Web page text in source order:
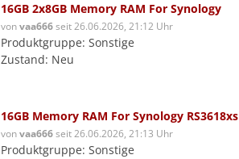
16GB 2x8GB Memory RAM For Synology
vonvaa666seit 26.06.2026, 21:12 Uhr
Produktgruppe: Sonstige
Zustand: Neu
16GB Memory RAM For Synology RS3618xs
vonvaa666seit 26.06.2026, 21:13 Uhr
Produktgruppe: Sonstige